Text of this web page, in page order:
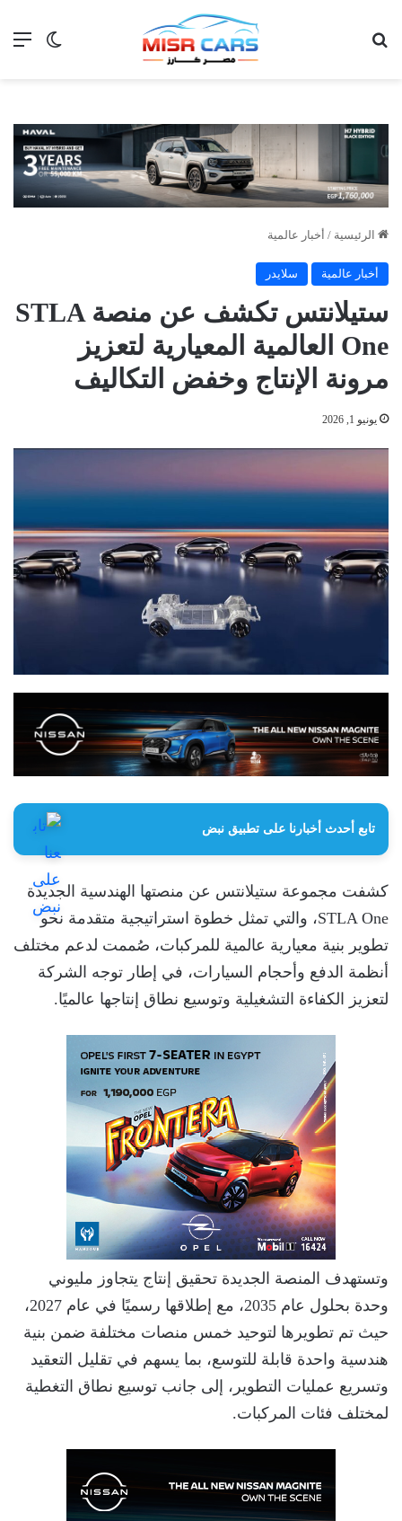
الوضع
الرئيسية / أخبار عالمية
أخبار عالمية سلايدر
ستيلانتس تكشف عن منصة STLA
One العالمية المعيارية لتعزيز
مرونة الإنتاج وخفض التكاليف
يونيو 1, 2026
تابع أحدث أخبارنا على تطبيق نبض
كشفت مجموعة ستيلانتس عن منصتها الهندسية الجديدة
STLA One، والتي تمثل خطوة استراتيجية متقدمة نحو
تطوير بنية معيارية عالمية للمركبات، صُممت لدعم مختلف
أنظمة الدفع وأحجام السيارات، في إطار توجه الشركة
لتعزيز الكفاءة التشغيلية وتوسيع نطاق إنتاجها عالميًا.
وتستهدف المنصة الجديدة تحقيق إنتاج يتجاوز مليوني
وحدة بحلول عام 2035، مع إطلاقها رسميًا في عام 2027،
حيث تم تطويرها لتوحيد خمس منصات مختلفة ضمن بنية
هندسية واحدة قابلة للتوسع، بما يسهم في تقليل التعقيد
وتسريع عمليات التطوير، إلى جانب توسيع نطاق التغطية
لمختلف فئات المركبات.